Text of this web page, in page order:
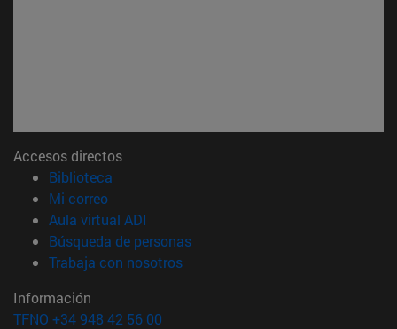
Accesos directos
Biblioteca
Mi correo(abre en nueva ventana)
Aula virtual ADI
Búsqueda de personas(abre en nueva ventana)
Trabaja con nosotros(abre en nueva ventana)
Información
TFNO +34 948 42 56 00